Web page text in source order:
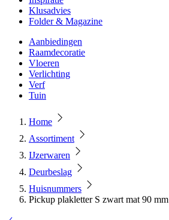
Klusadvies
Folder & Magazine
Aanbiedingen
Raamdecoratie
Vloeren
Verlichting
Verf
Tuin
Home
Assortiment
IJzerwaren
Deurbeslag
Huisnummers
Pickup plakletter S zwart mat 90 mm